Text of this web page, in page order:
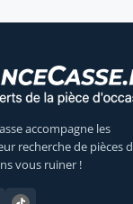
accompagne les
recherche de pièces
vous ruiner !